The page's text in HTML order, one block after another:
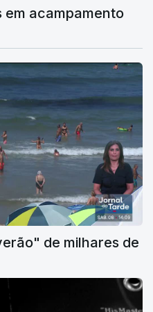
em acampamento
de milhares de